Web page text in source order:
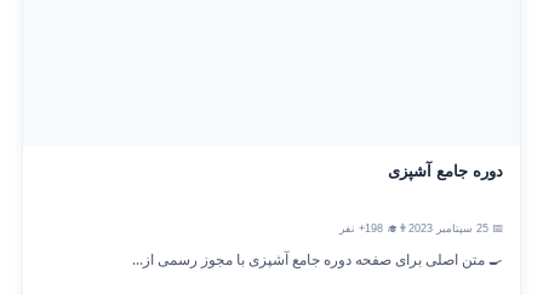
دوره جامع آشپزی
👨‍🎓 198+ نفر
🍳 متن اصلی برای صفحه دوره جامع آشپزی با مجوز رسمی از...